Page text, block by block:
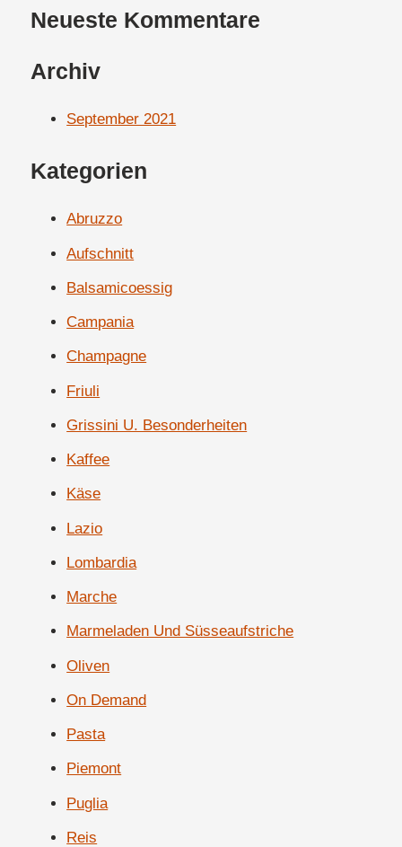
Neueste Kommentare
Archiv
September 2021
Kategorien
Abruzzo
Aufschnitt
Balsamicoessig
Campania
Champagne
Friuli
Grissini U. Besonderheiten
Kaffee
Käse
Lazio
Lombardia
Marche
Marmeladen Und Süsseaufstriche
Oliven
On Demand
Pasta
Piemont
Puglia
Reis